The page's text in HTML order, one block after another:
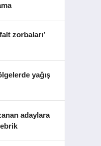
zorbaları’
yağış
adaylara